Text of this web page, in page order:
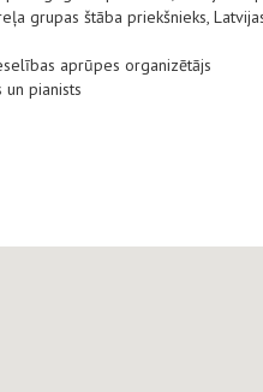
grupas štāba priekšnieks,
aprūpes organizētājs
pianists